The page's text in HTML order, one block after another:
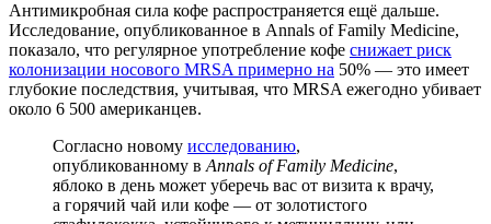
Антимикробная сила кофе распространяется ещё дальше.
Исследование, опубликованное в Annals of Family Medicine,
показало, что регулярное употребление кофе снижает риск
колонизации носового MRSA примерно на 50% — это имеет
глубокие последствия, учитывая, что MRSA ежегодно убивает
около 6 500 американцев.
Согласно новому исследованию,
опубликованному в Annals of Family Medicine,
яблоко в день может уберечь вас от визита к врачу,
а горячий чай или кофе — от золотистого